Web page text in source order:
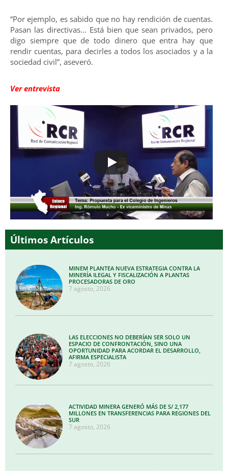
“Por ejemplo, es sabido que no hay rendición de cuentas.
Pasan las directivas… Está bien que sean privados, pero
digo siempre que de todo dinero que entra hay que
rendir cuentas, para decirles a todos los asociados y a la
sociedad civil”, aseveró.
Ver entrevista
Últimos Artículos
MINEM PLANTEA NUEVA ESTRATEGIA CONTRA LA
MINERÍA ILEGAL Y FISCALIZACIÓN A PLANTAS
PROCESADORAS DE ORO
7 agosto, 2026
LAS ELECCIONES NO DEBERÍAN SER SOLO UN
ESPACIO DE CONFRONTACIÓN, SINO UNA
OPORTUNIDAD PARA ACORDAR EL DESARROLLO,
AFIRMA ESPECIALISTA
7 agosto, 2026
ACTIVIDAD MINERA GENERÓ MÁS DE S/ 2,177
MILLONES EN TRANSFERENCIAS PARA REGIONES DEL
SUR
7 agosto, 2026